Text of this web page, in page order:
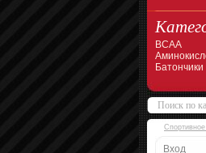
BCAA
Батончики
Вход